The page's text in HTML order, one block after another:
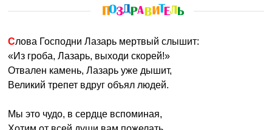
Слова Господни Лазарь мертвый слышит:
«Из гроба, Лазарь, выходи скорей!»
Отвален камень, Лазарь уже дышит,
Великий трепет вдруг объял людей.
Мы это чудо, в сердце вспоминая,